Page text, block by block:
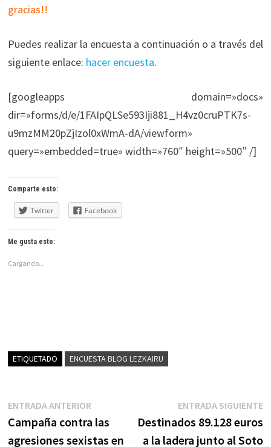
gracias!!
Puedes realizar la encuesta a continuación o a través del
siguiente enlace: hacer encuesta.
[googleapps domain=»docs»
dir=»forms/d/e/1FAIpQLSe593Iji881_H4vz0cruPTK7s-
u9mzMM20pZjIzol0xWmA-dA/viewform»
query=»embedded=true» width=»760″ height=»500″ /]
Comparte esto:
Twitter Facebook
Me gusta esto:
Cargando...
ETIQUETADO ENCUESTA BLOG LEZKAIRU
Navegación
de
ENTRADA ANTERIOREntrada
anterior:
Campaña contra las
agresiones sexistas en
ENTRADA SIGUIENTE
Destinados 89.128 euros
a la ladera junto al Soto